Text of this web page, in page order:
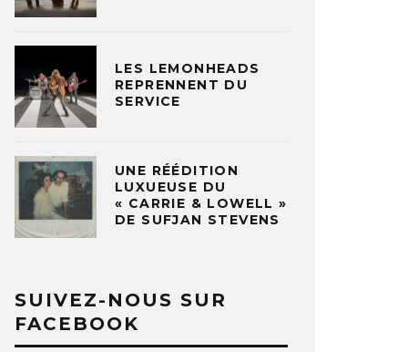
LES LEMONHEADS
REPRENNENT DU
SERVICE
UNE RÉÉDITION
LUXUEUSE DU
« CARRIE & LOWELL »
DE SUFJAN STEVENS
SUIVEZ-NOUS SUR
FACEBOOK